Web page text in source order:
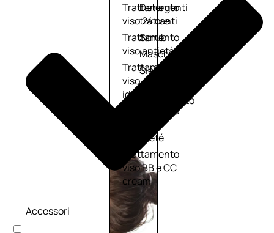
Trattamento
viso 24 ore
Trattamento
viso antietà
Trattamento
viso
idratante
Trattamento
décolleté
Trattamento
viso BB e CC
cream
Detergenti
trattanti
Scrub
Maschere
Sieri
Cofanetti
trattamento
Accessori